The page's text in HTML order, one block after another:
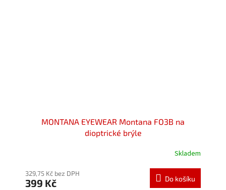
MONTANA EYEWEAR Montana FO3B na
dioptrické brýle
produktu
je
Skladem
329,75 Kč bez DPH
399 Kč Do košíku